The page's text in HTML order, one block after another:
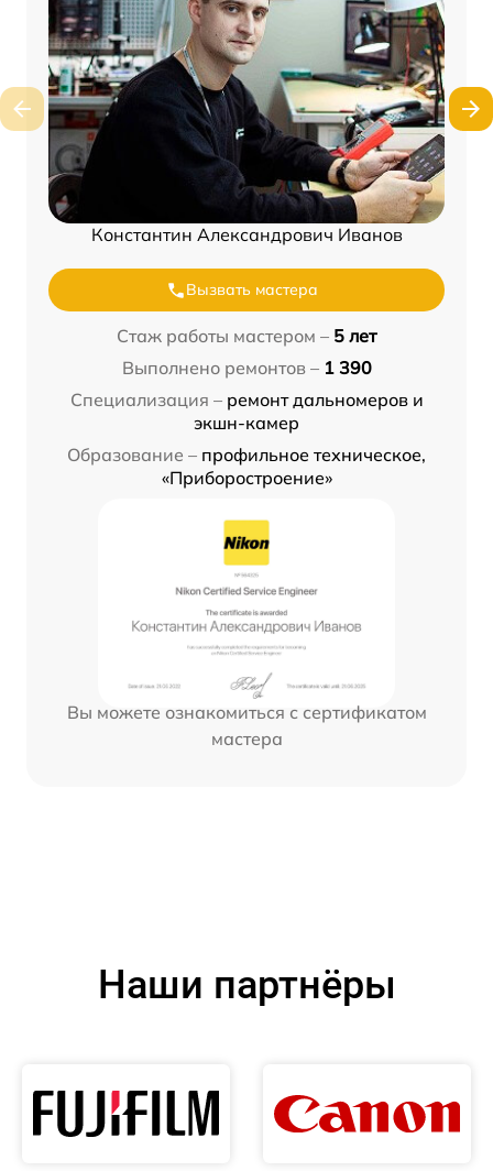
Константин Александрович Иванов
Вызвать мастера
Стаж работы мастером – 5 лет
Выполнено ремонтов – 1 390
Специализация – ремонт дальномеров и
экшн-камер
Образование – профильное техническое,
«Приборостроение»
Вы можете ознакомиться с сертификатом
мастера
Наши партнёры